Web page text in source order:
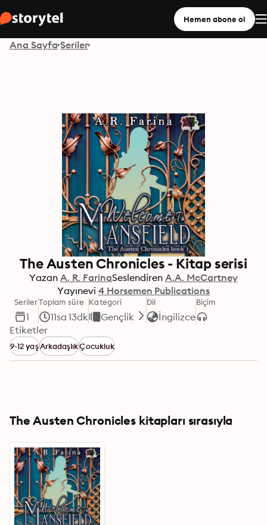
Hemen abone ol
Ana Sayfa Seriler
The Austen Chronicles - Kitap serisi
Yazan A. R. FarinaSeslendiren A.A. McCartney
Yayınevi 4 Horsemen Publications
Seriler
1
Toplam süre
11sa 13dk
Kategori
Gençlik
Dil
İngilizce
Biçim
Etiketler
9-12 yaşArkadaşlıkÇocukluk
The Austen Chronicles kitapları sırasıyla